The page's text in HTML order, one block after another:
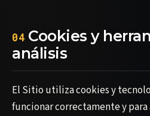
04 Cookies y
análisis
El Sitio utiliza cookies y
funcionar correctamente y para